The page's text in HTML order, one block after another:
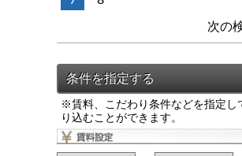
※賃料、こだわり条件などを指定し
り込むことができます。